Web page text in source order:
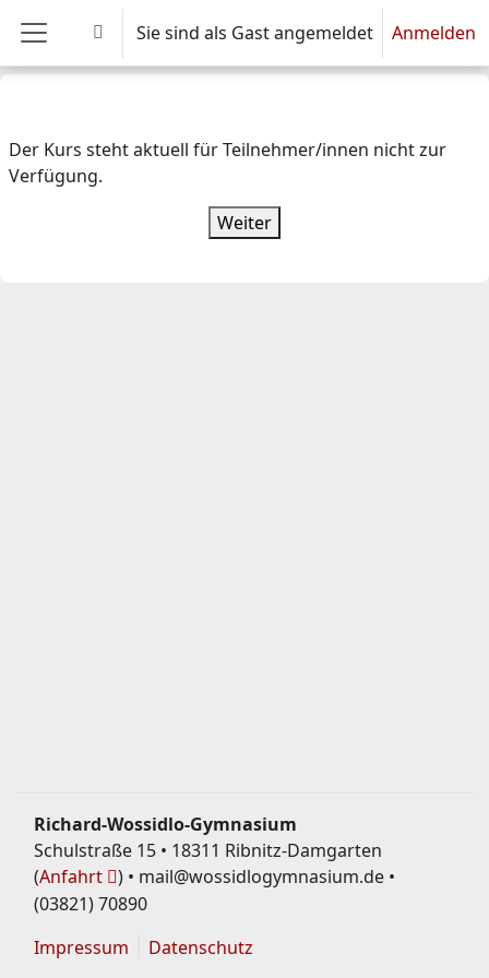
Zum Hauptinhalt
Website-Übersicht
Sucheingabe umschalten
Sie sind als Gast angemeldet Anmelden
Der Kurs steht aktuell für Teilnehmer/innen nicht zur
Verfügung.
Weiter
Richard-Wossidlo-Gymnasium
Schulstraße 15 • 18311 Ribnitz-Damgarten
(Anfahrt
) • mail@wossidlogymnasium.de •
(03821) 70890
Impressum
Datenschutz